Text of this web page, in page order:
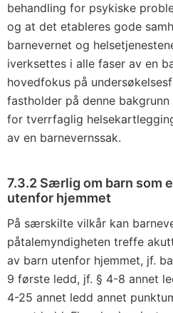
behandling for psykiske
og at det etableres gode
barnevernet og
iverksettes i alle faser av en
hovedfokus på
fastholder på denne
for tverrfaglig
av en barnevernssak.
7.3.2 Særlig om barn som
utenfor hjemmet
På særskilte vilkår kan
påtalemyndigheten treffe
av barn utenfor hjemmet, jf.
9 første ledd, jf. § 4-8 annet
4-25 annet ledd annet